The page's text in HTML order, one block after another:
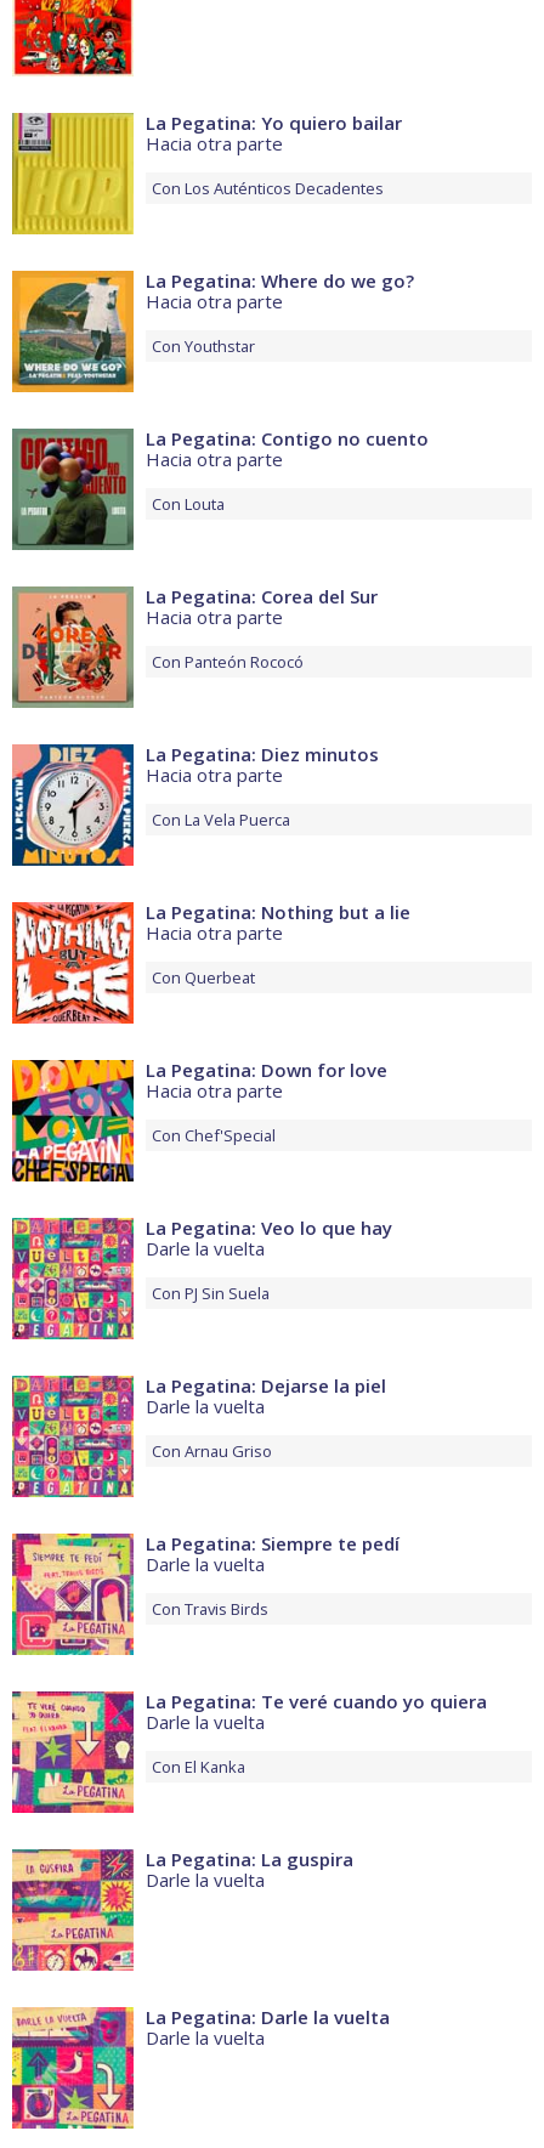
La Pegatina: Yo quiero bailar
Hacia otra parte
Con Los Auténticos Decadentes
La Pegatina: Where do we go?
Hacia otra parte
Con Youthstar
La Pegatina: Contigo no cuento
Hacia otra parte
Con Louta
La Pegatina: Corea del Sur
Hacia otra parte
Con Panteón Rococó
La Pegatina: Diez minutos
Hacia otra parte
Con La Vela Puerca
La Pegatina: Nothing but a lie
Hacia otra parte
Con Querbeat
La Pegatina: Down for love
Hacia otra parte
Con Chef'Special
La Pegatina: Veo lo que hay
Darle la vuelta
Con PJ Sin Suela
La Pegatina: Dejarse la piel
Darle la vuelta
Con Arnau Griso
La Pegatina: Siempre te pedí
Darle la vuelta
Con Travis Birds
La Pegatina: Te veré cuando yo quiera
Darle la vuelta
Con El Kanka
La Pegatina: La guspira
Darle la vuelta
La Pegatina: Darle la vuelta
Darle la vuelta